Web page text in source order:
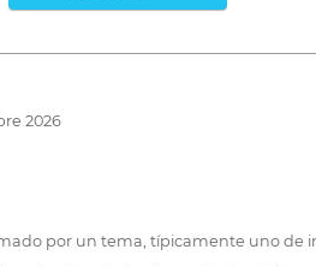
2026
por un tema, típicamente uno de